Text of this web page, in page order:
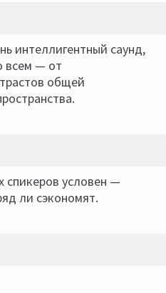
интеллигентный саунд,
всем — от
общей
спикеров условен —
ли сэкономят.